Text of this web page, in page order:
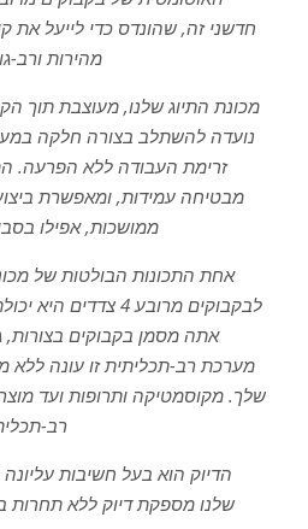
חדשני זה, שהונדס כדי לייעל את
מהירות ורב-
מכונת התיוג שלנו, מעוצבת תוך
נועדה להשתלב בצורה חלקה
זרימת העבודה ללא הפרעה.
מבטיחה עמידות, ומאפשרת
ממושכות, אפילו
אחת התכונות הבולטות של
לבקבוקים מרובע 4
אתה מסמן בקבוקים בצורות,
מערכת רב-תכליתית זו עונה ללא
שלך. מקוסמטיקה ותרופות ועד
רב-
הדיוק הוא בעל חשיבות
שלנו מספקת דיוק ללא תחרות